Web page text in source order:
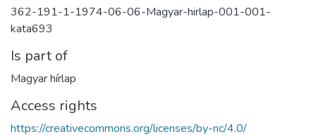
362-191-1-1974-06-06-Magyar-hirlap-001-001-
kata693
Is part of
Magyar hírlap
Access rights
https://creativecommons.org/licenses/by-nc/4.0/